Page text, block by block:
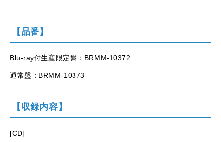
【品番】
Blu-ray付生産限定盤：BRMM-10372
通常盤：BRMM-10373
【収録内容】
[CD]